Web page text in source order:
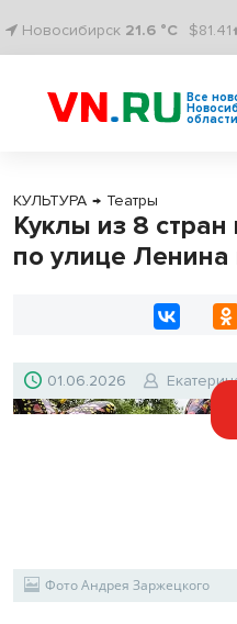
Новосибирск 21.6 °C
Все
области
КУЛЬТУРА → Театры
Куклы из 8
по улице
01.06.2026
Фото Андрея Заржецкого